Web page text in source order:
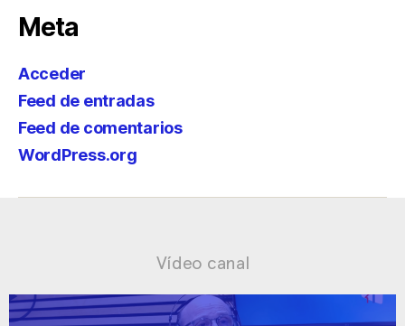
Meta
Acceder
Feed de entradas
Feed de comentarios
WordPress.org
Vídeo canal